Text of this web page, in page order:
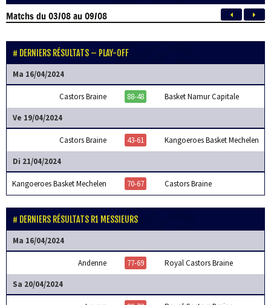
Matchsdu 03/08 au 09/08
DERNIERS RÉSULTATS – PLAY-OFF
Ma 16/04/2024
Castors Braine 88-48 Basket Namur Capitale
Ve 19/04/2024
Castors Braine 43-61 Kangoeroes Basket Mechelen
Di 21/04/2024
Kangoeroes Basket Mechelen 70-67 Castors Braine
DERNIERS RÉSULTATS R1 MESSIEURS
Ma 16/04/2024
Andenne 77-69 Royal Castors Braine
Sa 20/04/2024